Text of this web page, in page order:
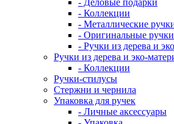
- Деловые подарки
- Коллекции
- Металлические
- Оригинальные ручки
- Ручки из дерева и
Ручки из дерева и эко-
- Коллекции
Ручки-стилусы
Стержни и чернила
Упаковка для ручек
- Личные аксессуары